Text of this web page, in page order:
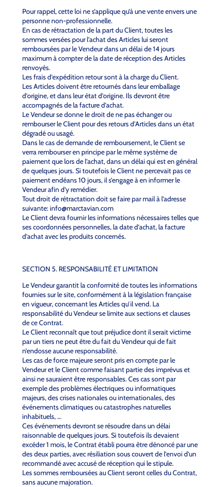
Pour rappel, cette loi ne s’applique qu’à une vente envers une
personne non-professionnelle.
En cas de rétractation de la part du Client, toutes les
sommes versées pour l’achat des Articles lui seront
remboursées par le Vendeur dans un délai de 14 jours
maximum à compter de la date de réception des Articles
renvoyés.
Les frais d’expédition retour sont à la charge du Client.
Les Articles doivent être retournés dans leur emballage
d’origine, et dans leur état d’origine. Ils devront être
accompagnés de la facture d’achat.
Le Vendeur se donne le droit de ne pas échanger ou
rembourser le Client pour des retours d’Articles dans un état
dégradé ou usagé.
Dans le cas de demande de remboursement, le Client se
verra rembourser en principe par le même système de
paiement que lors de l’achat, dans un délai qui est en général
de quelques jours. Si toutefois le Client ne percevait pas ce
paiement endéans 10 jours, il s’engage à en informer le
Vendeur afin d’y remédier.
Tout droit de rétractation doit se faire par mail à l’adresse
suivante: info@marctavian.com
Le Client devra fournir les informations nécessaires telles que
ses coordonnées personnelles, la date d’achat, la facture
d’achat avec les produits concernés.
SECTION 5. RESPONSABILITÉ ET LIMITATION
Le Vendeur garantit la conformité de toutes les informations
fournies sur le site, conformément à la législation française
en vigueur, concernant les Articles qu’il vend. La
responsabilité du Vendeur se limite aux sections et clauses
de ce Contrat.
Le Client reconnaît que tout préjudice dont il serait victime
par un tiers ne peut être du fait du Vendeur qui de fait
n’endosse aucune responsabilité.
Les cas de force majeure seront pris en compte par le
Vendeur et le Client comme faisant partie des imprévus et
ainsi ne sauraient être responsables. Ces cas sont par
exemple des problèmes électriques ou informatiques
majeurs, des crises nationales ou internationales, des
événements climatiques ou catastrophes naturelles
inhabituels, …
Ces événements devront se résoudre dans un délai
raisonnable de quelques jours. Si toutefois ils devaient
excéder 1 mois, le Contrat établi pourra être dénoncé par une
des deux parties, avec résiliation sous couvert de l’envoi d’un
recommandé avec accusé de réception qui le stipule.
Les sommes remboursées au Client seront celles du Contrat,
sans aucune majoration.